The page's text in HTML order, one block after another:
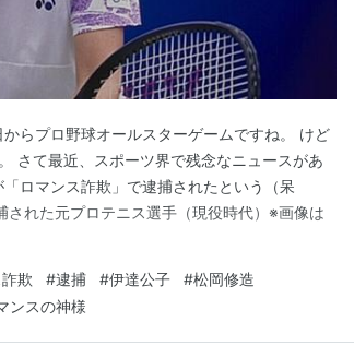
らプロ野球オールスターゲームですね。 けど
さて最近、スポーツ界で残念なニュースがあ
ロマンス詐欺」で逮捕されたという（呆
れた元プロテニス選手（現役時代）※画像は
欺 #逮捕 #伊達公子 #松岡修造
ンスの神様